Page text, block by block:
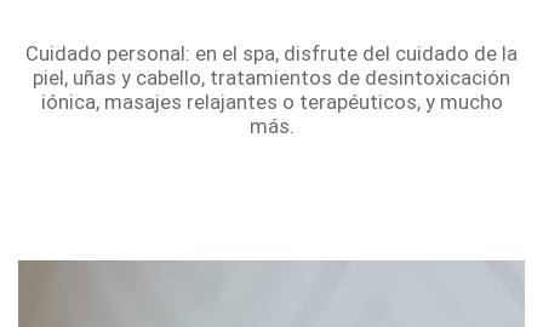
Cuidado personal: en el spa, disfrute del cuidado de la
piel, uñas y cabello, tratamientos de desintoxicación
iónica, masajes relajantes o terapéuticos, y mucho
más.